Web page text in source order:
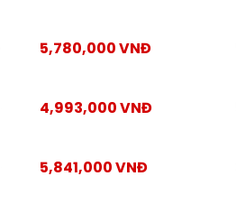
5,780,000 VNĐ
4,993,000 VNĐ
5,841,000 VNĐ